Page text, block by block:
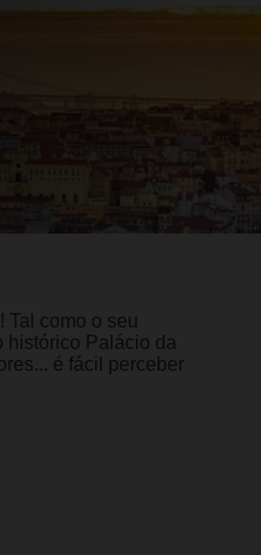
Tal como o seu
histórico Palácio da
é fácil perceber